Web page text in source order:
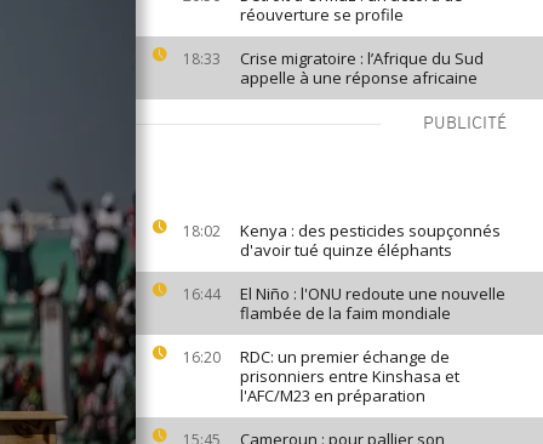
réouverture se profile
18:33
Crise migratoire : l’Afrique du Sud
appelle à une réponse africaine
PUBLICITÉ
18:02
Kenya : des pesticides soupçonnés
d'avoir tué quinze éléphants
16:44
El Niño : l'ONU redoute une nouvelle
flambée de la faim mondiale
16:20
RDC: un premier échange de
prisonniers entre Kinshasa et
l'AFC/M23 en préparation
15:45
Cameroun : pour pallier son